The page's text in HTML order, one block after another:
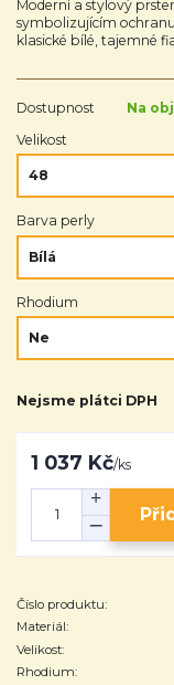
Moderní a stylový
symbolizujícím
klasické bílé, tajemné
Dostupnost
Na
Velikost
Barva perly
Rhodium
Nejsme plátci DPH
1 037 Kč/ks
Číslo produktu:
Materiál:
Velikost:
Rhodium: